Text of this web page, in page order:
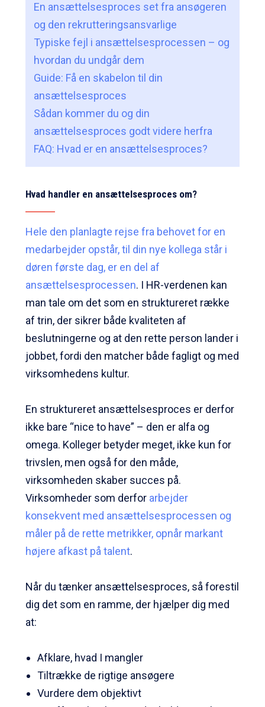
En ansættelsesproces set fra ansøgeren
og den rekrutteringsansvarlige
Typiske fejl i ansættelsesprocessen – og
hvordan du undgår dem
Guide: Få en skabelon til din
ansættelsesproces
Sådan kommer du og din
ansættelsesproces godt videre herfra
FAQ: Hvad er en ansættelsesproces?
Hvad handler en ansættelsesproces om?
Hele den planlagte rejse fra behovet for en
medarbejder opstår, til din nye kollega står i
døren første dag, er en del af
ansættelsesprocessen. I HR-verdenen kan
man tale om det som en struktureret række
af trin, der sikrer både kvaliteten af
beslutningerne og at den rette person lander i
jobbet, fordi den matcher både fagligt og med
virksomhedens kultur.
En struktureret ansættelsesproces er derfor
ikke bare “nice to have” – den er alfa og
omega. Kolleger betyder meget, ikke kun for
trivslen, men også for den måde,
virksomheden skaber succes på.
Virksomheder som derfor arbejder
konsekvent med ansættelsesprocessen og
måler på de rette metrikker, opnår markant
højere afkast på talent.
Når du tænker ansættelsesproces, så forestil
dig det som en ramme, der hjælper dig med
at:
Afklare, hvad I mangler
Tiltrække de rigtige ansøgere
Vurdere dem objektivt